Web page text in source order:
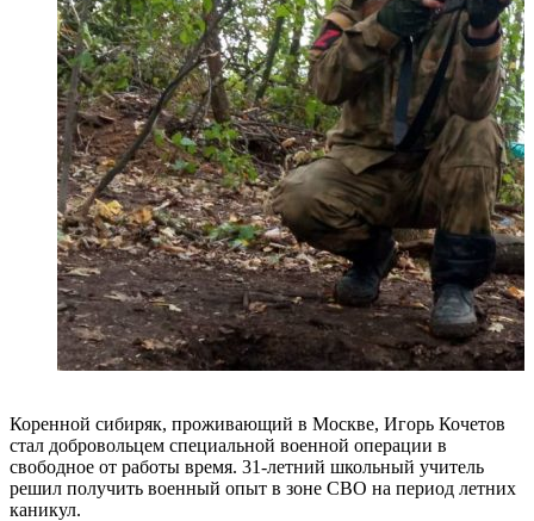
Коренной сибиряк, проживающий в Москве, Игорь Кочетов
стал добровольцем специальной военной операции в
свободное от работы время. 31-летний школьный учитель
решил получить военный опыт в зоне СВО на период летних
каникул.